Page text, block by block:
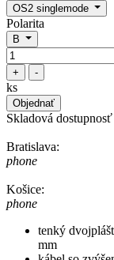
OS2 singlemode
Polarita
B
+ -
ks
Objednať
Skladová dostupnosť
Bratislava:
phone
Košice:
phone
tenký
mm